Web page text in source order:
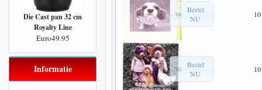
Bestel
NU
10
Bestel
NU
10
Die Cast pan 32 cm
Royalty Line
Euro49.95
Informatie